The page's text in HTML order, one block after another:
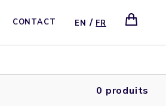
CONTACT EN / FR
0 produits